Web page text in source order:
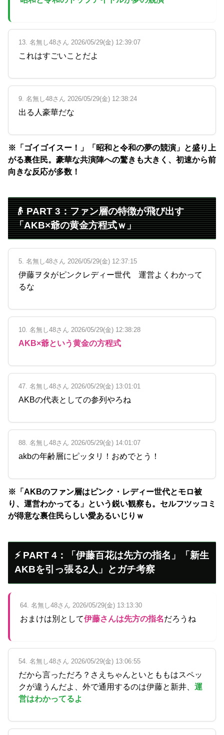
13. 名無し48さん 2026/05/29(金) 12:39:07
これはすごいことだよ
9. 名無し48さん 2026/05/29(金) 12:38:24
出る人豪華だな
※「ゴイゴイスー！」「昭和と令和の夢の競演」と盛り上
がる裏住民。豪華な共演陣への驚きも大きく、初速から前
向きな反応が多数！
👴 PART 3：ファン層の特徴が飛び出す
「AKB×爺の黄金方程式ｗ」
5. 名無し48さん 2026/05/29(金) 12:37:15
伊藤ヲタがピンクレディー世代 運営よくわかって
るな
10. 名無し48さん 2026/05/29(金) 12:38:28
AKB×爺という黄金の方程式
47. 名無し48さん 2026/05/29(金) 13:01:01
AKBの代表としての参列やろね
88. 名無し48さん 2026/05/29(金) 14:01:07
akbの年齢層にピッタリ！おめでとう！
※「AKBのファン層はピンク・レディー世代とモロ被
り、運営わかってる」という鋭い観察も。セルフツッコミ
が得意な裏住民らしい愛あるいじりｗ
⚡ PART 4：「伊藤百花は先方の指名」「新生
AKBを引っ張る2人」とガチ考察
64. 名無し48さん 2026/05/29(金) 13:13:30
おまけは別として伊藤さんは先方の指名だろうね
54. 名無し48さん 2026/05/29(金) 13:06:55
だから言っただろ？さえちゃんといとももはスペッ
クが違うんだよ、外で通用するのは伊藤と新井、 運
営はわかってるよ